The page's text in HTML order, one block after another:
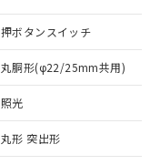
押ボタンスイッチ
丸胴形(φ22/25mm共用)
照光
丸形 突出形